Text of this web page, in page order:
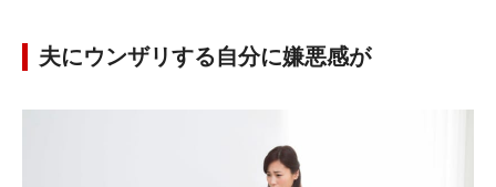
夫にウンザリする自分に嫌悪感が